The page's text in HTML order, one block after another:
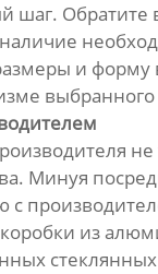
шаг.
и
Минуя
с
из